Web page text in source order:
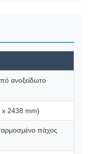
ανοξείδωτο
x 2438 mm)
πάχος